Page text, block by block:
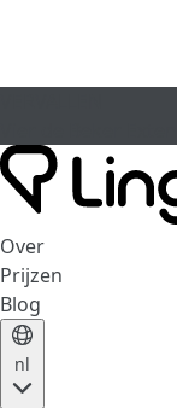
Over
Prijzen
Blog
nl